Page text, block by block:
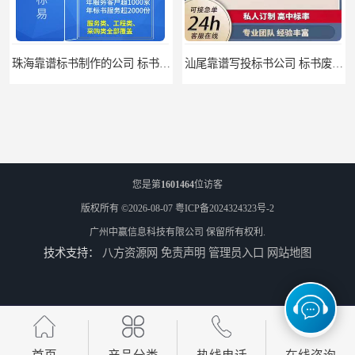
您是第1601464位访客
版权所有 ©2026-08-07 粤ICP备2024324323号-2
广州中赢信息科技有限公司 保留所有权利.
技术支持： 八方资源网 免责声明 管理员入口 网站地图